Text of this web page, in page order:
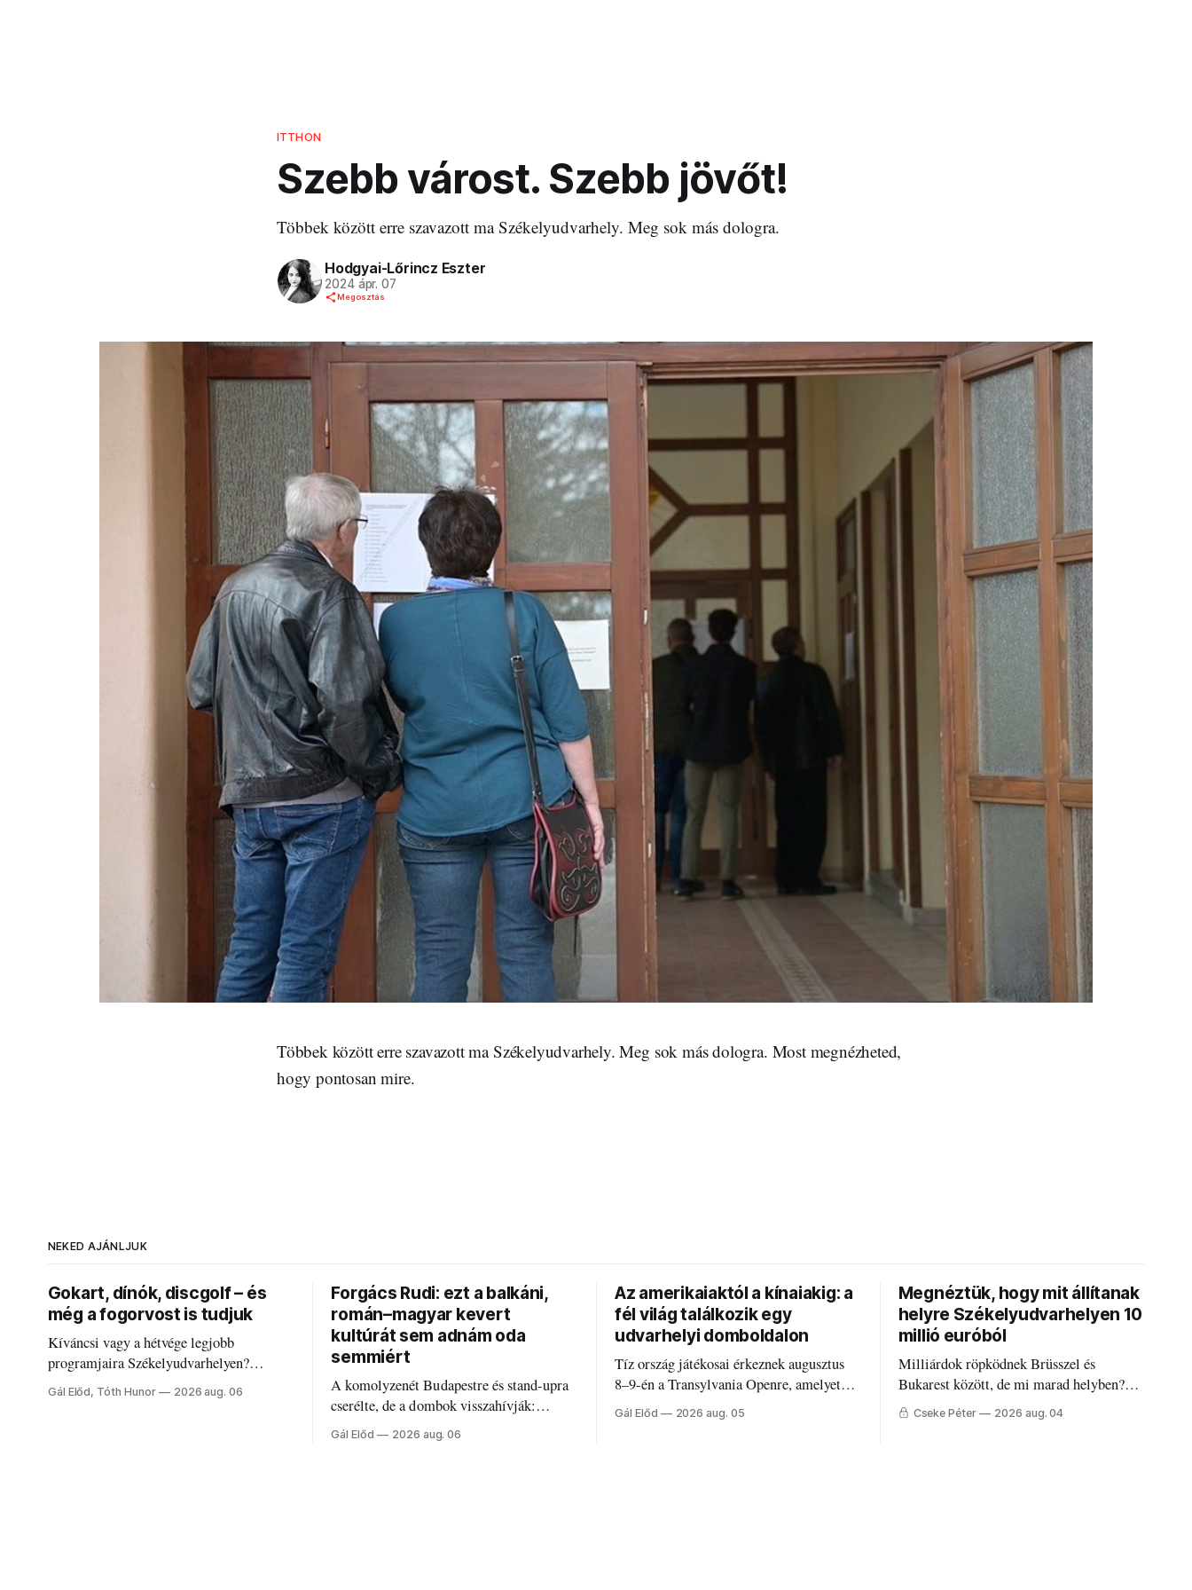
ITTHON
Szebb várost. Szebb jövőt!
Többek között erre szavazott ma Székelyudvarhely. Meg sok más dologra.
Hodgyai-Lőrincz Eszter
2024 ápr. 07
Megosztás
Többek között erre szavazott ma Székelyudvarhely. Meg sok más dologra. Most megnézheted,
hogy pontosan mire.
NEKED AJÁNLJUK
Gokart, dínók, discgolf – és
még a fogorvost is tudjuk
Kíváncsi vagy a hétvége legjobb
programjaira Székelyudvarhelyen?
Nálunk megtalálod őket – sőt, ha baj van a
fogaddal, a fogorvosi ügyeletet is!
Gál Előd, Tóth Hunor 2026 aug. 06
Forgács Rudi: ezt a balkáni,
román–magyar kevert
kultúrát sem adnám oda
semmiért
A komolyzenét Budapestre és stand-upra
cserélte, de a dombok visszahívják:
Forgács Rudi humorról, származásról és
Gál Előd 2026 aug. 06
Az amerikaiaktól a kínaiakig: a
fél világ találkozik egy
udvarhelyi domboldalon
Tíz ország játékosai érkeznek augusztus
8–9-én a Transylvania Openre, amelyet
Románia legrégebben működő állandó
discgolfpályáján rendeznek meg.
Gál Előd 2026 aug. 05
Megnéztük, hogy mit állítanak
helyre Székelyudvarhelyen 10
millió euróból
Milliárdok röpködnek Brüsszel és
Bukarest között, de mi marad helyben?
Mire költik a PNRR-pénzeket
Cseke Péter 2026 aug. 04